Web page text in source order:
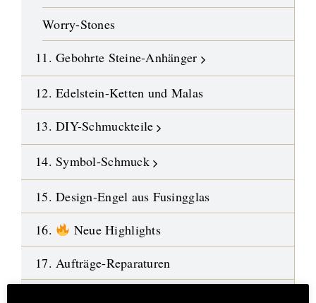
Worry-Stones
11. Gebohrte Steine-Anhänger
12. Edelstein-Ketten und Malas
13. DIY-Schmuckteile
14. Symbol-Schmuck
15. Design-Engel aus Fusingglas
16.
Neue Highlights
17. Aufträge-Reparaturen